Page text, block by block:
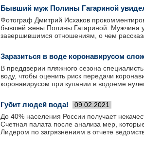
Бывший муж Полины Гагариной
Фотограф Дмитрий Исхаков
бывшей жены Полины Гагариной. Мужчина
завершившимся отношениям, о чем
Заразиться в воде коронавирусом
В преддверии пляжного сезона
воду, чтобы оценить риск передачи
коронавирусом при купании в водоеме
Губит людей вода! 09.02.2021
До 40% населения России получает
Счетная палата после анализа мер,
Лидером по загрязнениям в отчете